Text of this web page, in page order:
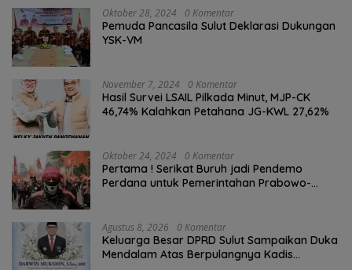
Oktober 28, 2024 0 Komentar
Pemuda Pancasila Sulut Deklarasi Dukungan
YSK-VM
November 7, 2024 0 Komentar
Hasil Survei LSAIL Pilkada Minut, MJP-CK
46,74% Kalahkan Petahana JG-KWL 27,62%
Oktober 24, 2024 0 Komentar
Pertama ! Serikat Buruh jadi Pendemo
Perdana untuk Pemerintahan Prabowo-
Agustus 8, 2026 0 Komentar
Keluarga Besar DPRD Sulut Sampaikan Duka
Mendalam Atas Berpulangnya Kadis